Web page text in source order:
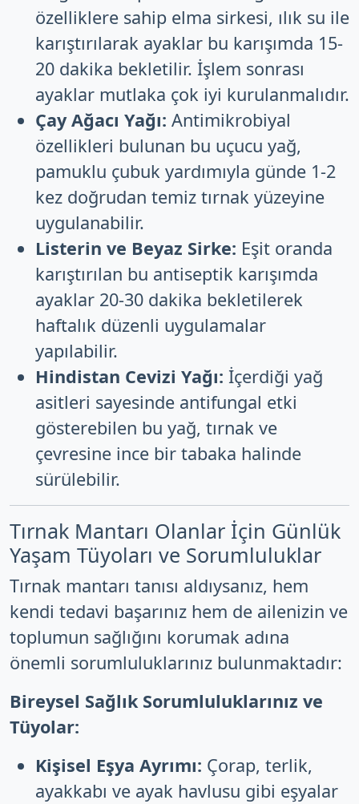
özelliklere sahip elma sirkesi, ılık su ile
karıştırılarak ayaklar bu karışımda 15-
20 dakika bekletilir. İşlem sonrası
ayaklar mutlaka çok iyi kurulanmalıdır.
Çay Ağacı Yağı: Antimikrobiyal
özellikleri bulunan bu uçucu yağ,
pamuklu çubuk yardımıyla günde 1-2
kez doğrudan temiz tırnak yüzeyine
uygulanabilir.
Listerin ve Beyaz Sirke: Eşit oranda
karıştırılan bu antiseptik karışımda
ayaklar 20-30 dakika bekletilerek
haftalık düzenli uygulamalar
yapılabilir.
Hindistan Cevizi Yağı: İçerdiği yağ
asitleri sayesinde antifungal etki
gösterebilen bu yağ, tırnak ve
çevresine ince bir tabaka halinde
sürülebilir.
Tırnak Mantarı Olanlar İçin Günlük
Yaşam Tüyoları ve Sorumluluklar
Tırnak mantarı tanısı aldıysanız, hem
kendi tedavi başarınız hem de ailenizin ve
toplumun sağlığını korumak adına
önemli sorumluluklarınız bulunmaktadır:
Bireysel Sağlık Sorumluluklarınız ve
Tüyolar:
Kişisel Eşya Ayrımı: Çorap, terlik,
ayakkabı ve ayak havlusu gibi eşyalar